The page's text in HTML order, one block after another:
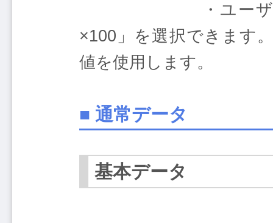
・ユーザー定義
×100」を選択できます
値を使用します。
■ 通常データ
基本データ